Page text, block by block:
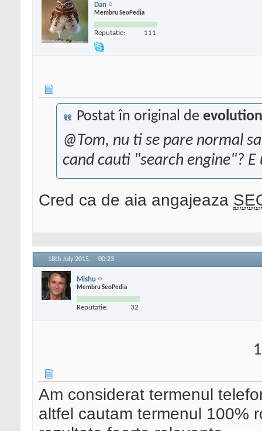
Dan
Membru SeoPedia
Reputatie: 111
Postat în original de evolution
@Tom, nu ti se pare normal
cand cauti "search engine"? E
Cred ca de aia angajeaza
18th July 2015, 00:23
Mishu
Membru SeoPedia
Reputatie: 32
Am considerat termenul
altfel cautam termenul 100%